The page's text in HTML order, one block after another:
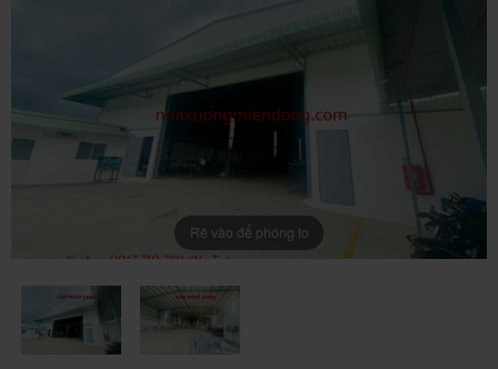
Rê vào để phóng to